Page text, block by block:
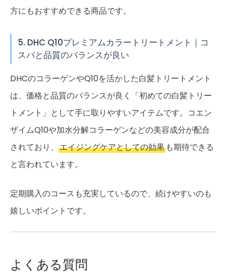
方にもおすすめできる商品です。
5. DHC Q10プレミアムカラートリートメント｜コ
スパと品質のバランスが良い
DHCのコラーゲンやQ10を活かした白髪トリートメント
は、価格と品質のバランスが良く「初めての白髪トリー
トメント」として手に取りやすいアイテムです。コエン
ザイムQ10や加水分解コラーゲンなどの美容成分が配合
されており、 エイジングケアとしての効果 も期待できる
と言われています。
定期購入のコースも充実しているので、続けやすいのも
嬉しいポイントです。
よくある質問